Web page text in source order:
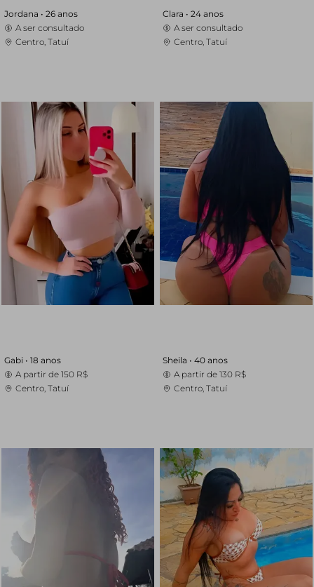
Jordana • 26 anos
A ser consultado
Centro, Tatuí
Clara • 24 anos
A ser consultado
Centro, Tatuí
Gabi • 18 anos
A partir de 150 R$
Centro, Tatuí
Sheila • 40 anos
A partir de 130 R$
Centro, Tatuí